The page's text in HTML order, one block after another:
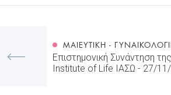
ΜΑΙΕΥΤΙΚΉ -
Επιστημονική Συνάντηση
Institute of Life ΙΑΣΩ - 27/